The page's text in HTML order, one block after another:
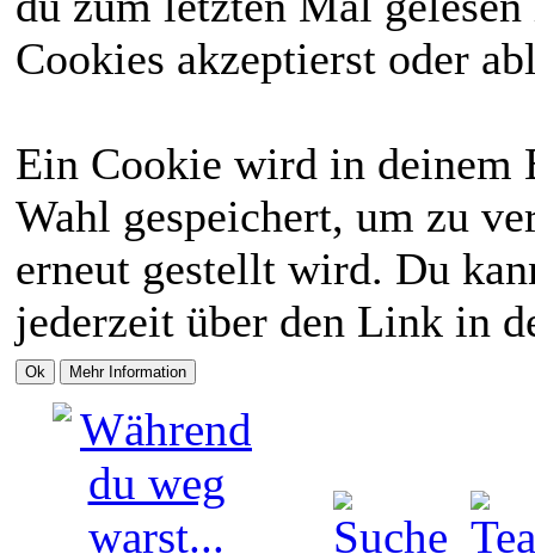
Cookies akzeptierst oder
Ein Cookie wird in deinem
Wahl gespeichert, um zu
erneut gestellt wird. Du
jederzeit über den Link in